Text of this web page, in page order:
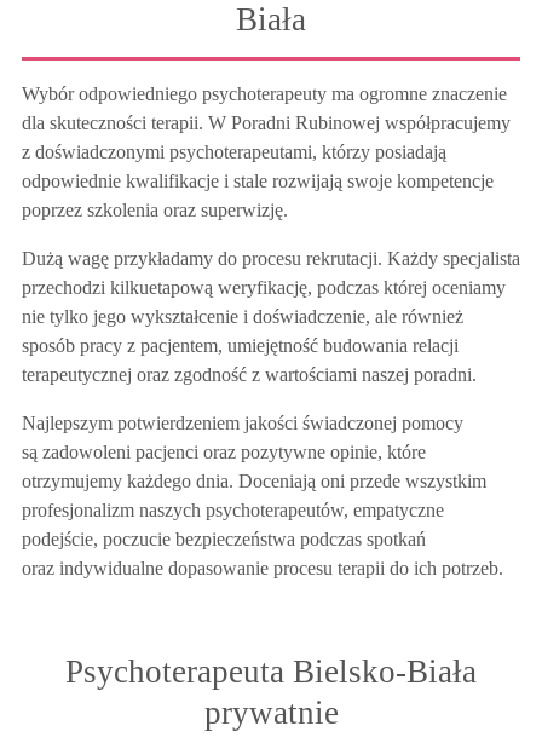
Biała
Wybór odpowiedniego psychoterapeuty ma ogromne znaczenie
dla skuteczności terapii. W Poradni Rubinowej współpracujemy
z doświadczonymi psychoterapeutami, którzy posiadają
odpowiednie kwalifikacje i stale rozwijają swoje kompetencje
poprzez szkolenia oraz superwizję.
Dużą wagę przykładamy do procesu rekrutacji. Każdy specjalista
przechodzi kilkuetapową weryfikację, podczas której oceniamy
nie tylko jego wykształcenie i doświadczenie, ale również
sposób pracy z pacjentem, umiejętność budowania relacji
terapeutycznej oraz zgodność z wartościami naszej poradni.
Najlepszym potwierdzeniem jakości świadczonej pomocy
są zadowoleni pacjenci oraz pozytywne opinie, które
otrzymujemy każdego dnia. Doceniają oni przede wszystkim
profesjonalizm naszych psychoterapeutów, empatyczne
podejście, poczucie bezpieczeństwa podczas spotkań
oraz indywidualne dopasowanie procesu terapii do ich potrzeb.
Psychoterapeuta Bielsko-Biała
prywatnie